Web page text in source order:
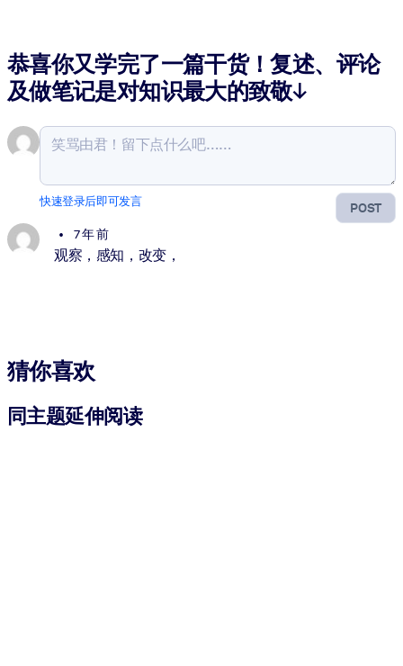
恭喜你又学完了一篇干货！复述、评论
及做笔记是对知识最大的致敬↓
POST
快速登录后即可发言
7 年 前
观察，感知，改变，
猜你喜欢
同主题延伸阅读